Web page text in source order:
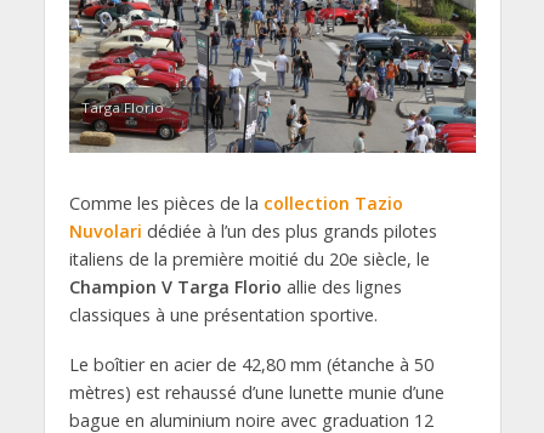
Targa Florio
Comme les pièces de la collection Tazio
Nuvolari dédiée à l’un des plus grands pilotes
italiens de la première moitié du 20e siècle, le
Champion V Targa Florio allie des lignes
classiques à une présentation sportive.
Le boîtier en acier de 42,80 mm (étanche à 50
mètres) est rehaussé d’une lunette munie d’une
bague en aluminium noire avec graduation 12